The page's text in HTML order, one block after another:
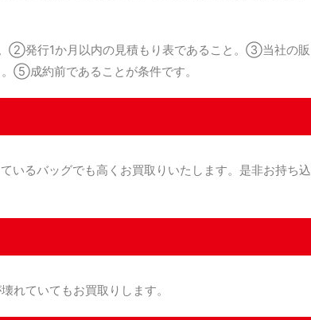
②発行1か月以内の見積もり表であること。③当社の販
⑤成約前であることが条件です。
いるバッグでも高くお買取りいたします。是非お持ち込
れていてもお買取りします。